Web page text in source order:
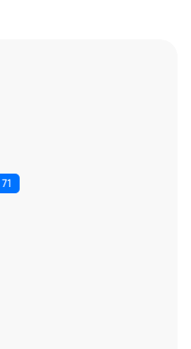
71